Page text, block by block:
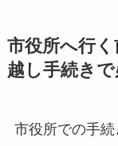
市役所へ行
越し手続き
市役所での手